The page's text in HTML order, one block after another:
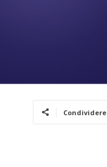
Condividere